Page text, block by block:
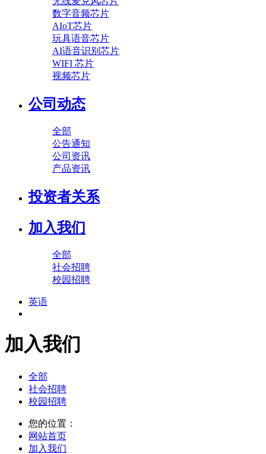
数字音频芯片
AIoT芯片
玩具语音芯片
AI语音识别芯片
WIFI 芯片
视频芯片
公司动态
全部
公告通知
公司资讯
产品资讯
投资者关系
加入我们
全部
社会招聘
校园招聘
英语
加入我们
全部
社会招聘
校园招聘
您的位置：
网站首页
加入我们